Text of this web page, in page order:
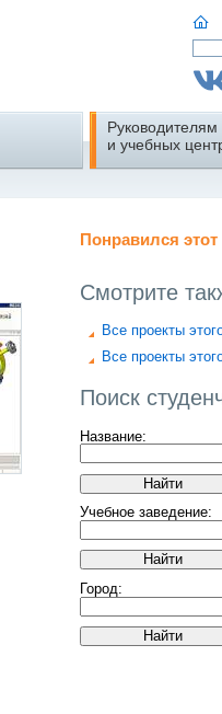
и учебных
Понравился этот
Смотрите
Все проекты
Все проекты
Поиск
Название:
Учебное заведение:
Город: